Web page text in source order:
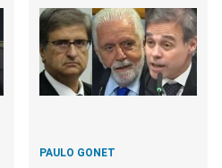
PAULO GONET